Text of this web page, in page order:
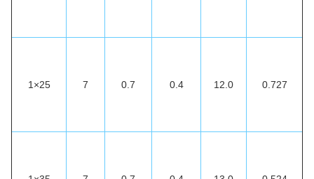
1×25 7 0.7 0.4 12.0 0.727